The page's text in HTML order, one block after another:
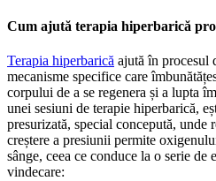
Cum ajută terapia hiperbarică
Terapia hiperbarică ajută în procesul
mecanisme specifice care
corpului de a se regenera și a lupta
unei sesiuni de terapie hiperbarică,
presurizată, special concepută, unde
creștere a presiunii permite
sânge, ceea ce conduce la o serie de
vindecare: